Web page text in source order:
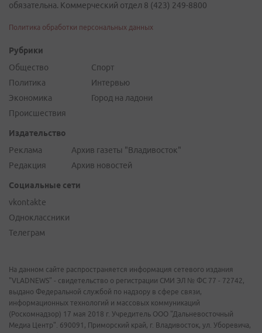
обязательна. Коммерческий отдел 8 (423) 249-8800
Политика обработки персональных данных
Рубрики
Общество
Политика
Экономика
Происшествия
Спорт
Интервью
Город на ладони
Издательство
Реклама
Редакция
Архив газеты "Владивосток"
Архив новостей
Социальные сети
vkontakte
Одноклассники
Телеграм
На данном сайте распространяется информация сетевого издания
"VLADNEWS" - свидетельство о регистрации СМИ ЭЛ № ФС 77 - 72742,
выдано Федеральной службой по надзору в сфере связи,
информационных технологий и массовых коммуникаций
(Роскомнадзор) 17 мая 2018 г. Учредитель ООО "Дальневосточный
Медиа Центр". 690091, Приморский край, г. Владивосток, ул. Уборевича,